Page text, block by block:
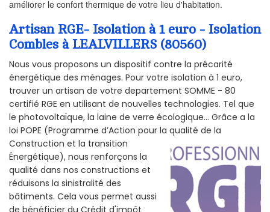
améliorer le confort thermique de votre lieu d'habitation.
Artisan RGE- Isolation à 1 euro - Isolation
Combles à LEALVILLERS (80560)
Nous vous proposons un dispositif contre la précarité
énergétique des ménages. Pour votre isolation à 1 euro,
trouver un artisan de votre departement SOMME - 80
certifié RGE en utilisant de nouvelles technologies. Tel que
le photovoltaïque, la laine de verre écologique... Grâce a la
loi POPE (Programme d’Action pour la qualité de la
Construction et la transition
Énergétique), nous renforçons la
qualité dans nos constructions et
réduisons la sinistralité des
bâtiments. Cela vous permet aussi